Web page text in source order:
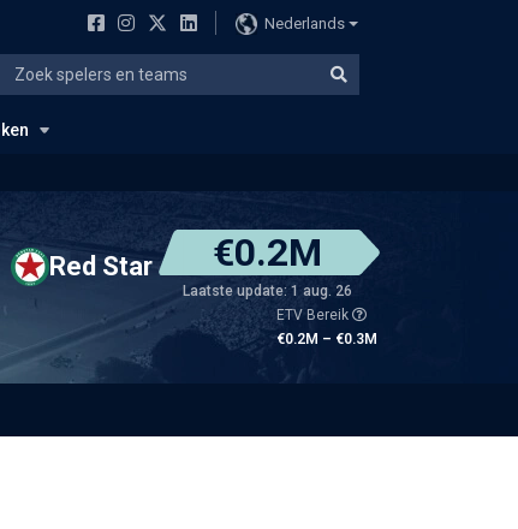
Nederlands
Red Star €0.2M
Laatste update: 1 aug. 26
ETV Bereik
€0.2M – €0.3M